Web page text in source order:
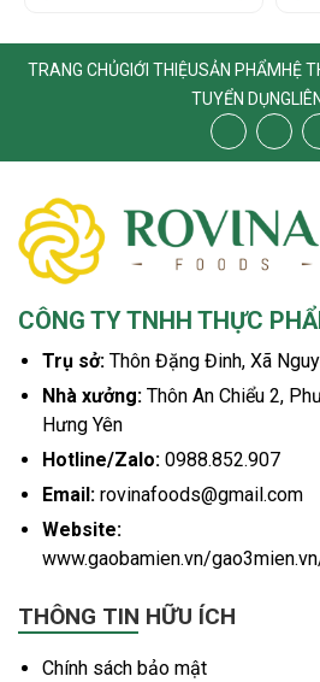
TRANG CHỦGIỚI THIỆUSẢN PHẨM HỆ
TUYỂN DỤNG
CÔNG TY TNHH THỰC
Trụ sở: Thôn Đặng Đinh, Xã
Nhà xưởng: Thôn An Chiểu 2,
Hưng Yên
Hotline/Zalo: 0988.852.907
Email: rovinafoods@gmail.com
Website:
www.gaobamien.vn/
THÔNG TIN HỮU ÍCH
Chính sách bảo mật